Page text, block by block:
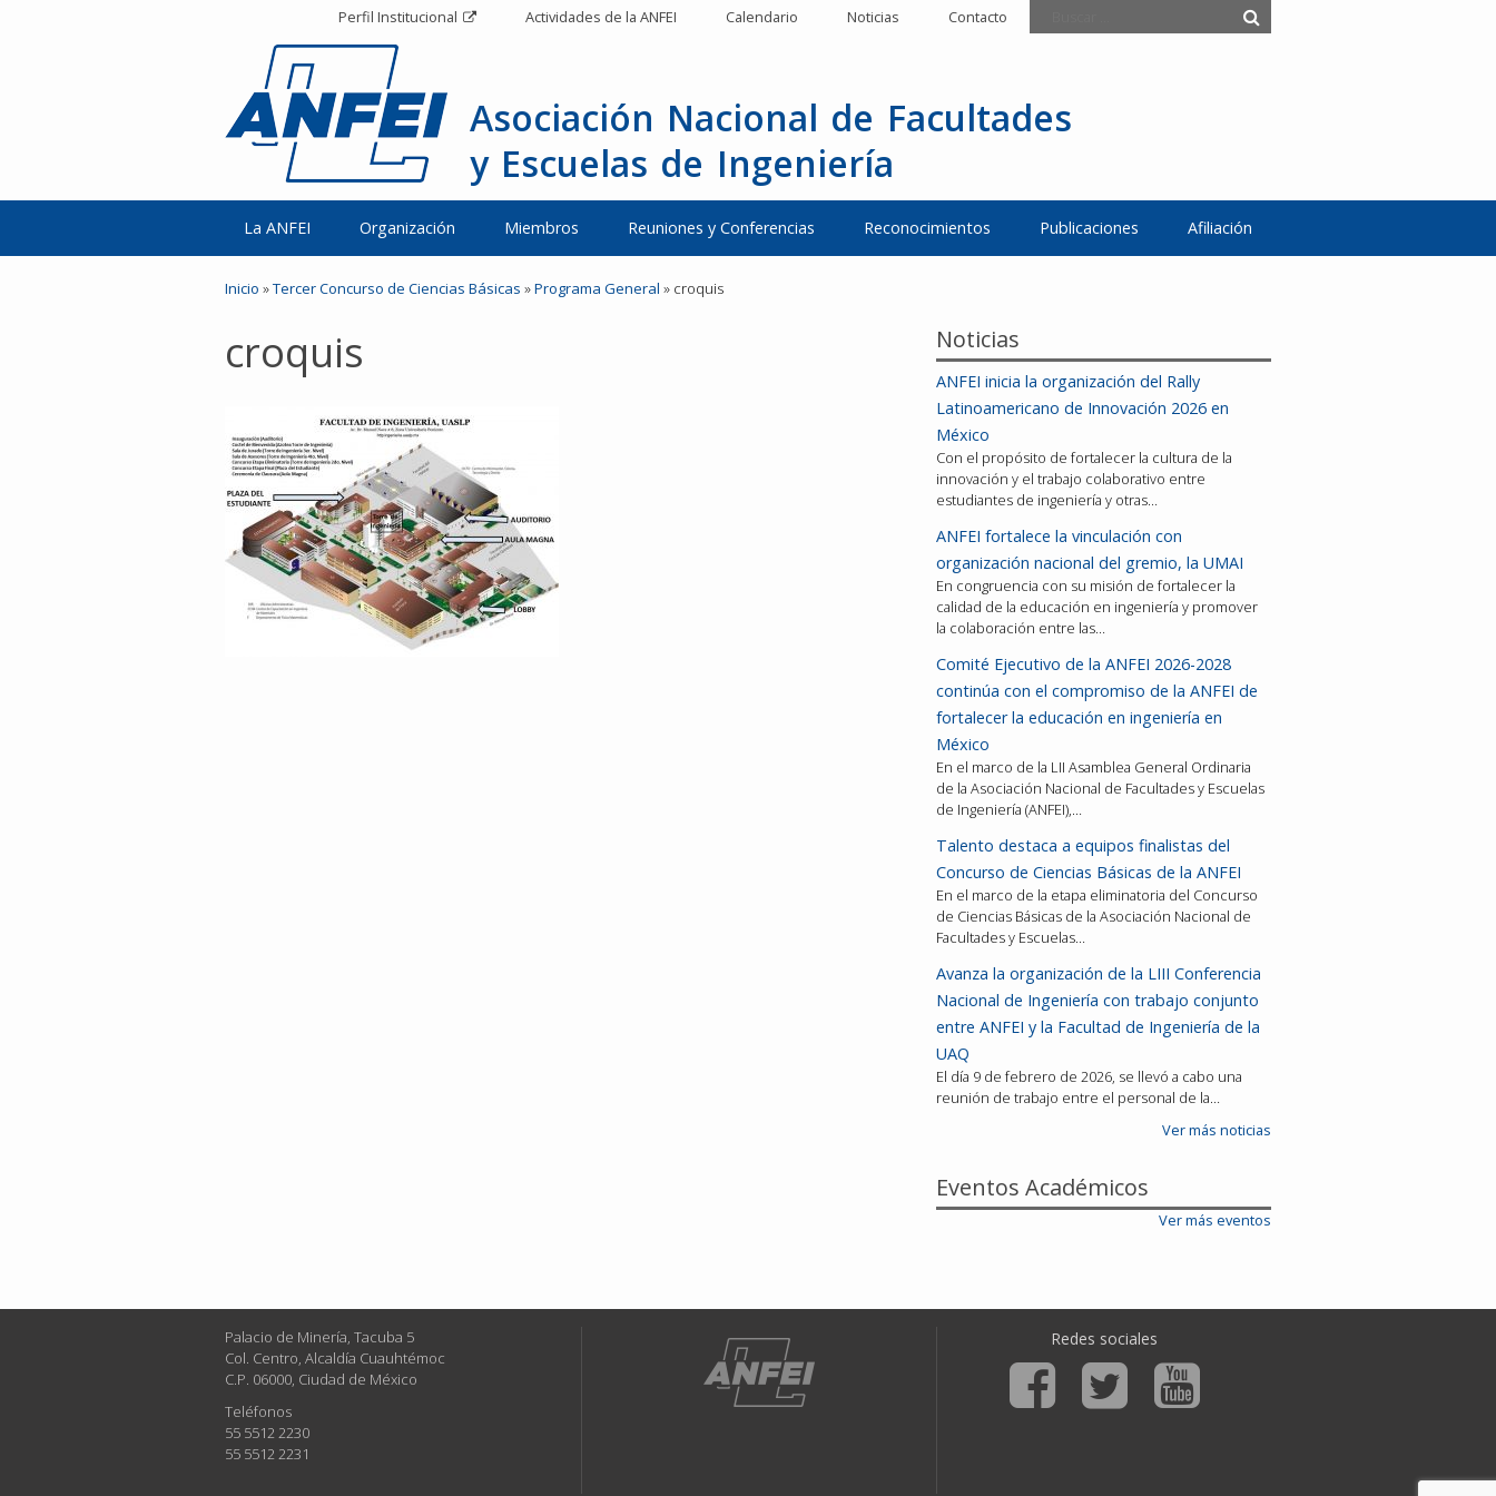
Perfil Institucional Actividades de la ANFEI Calendario Noticias Contacto
Asociación Nacional de Facultades
y Escuelas de Ingeniería
La ANFEI Organización Miembros Reuniones y Conferencias Reconocimientos Publicaciones Afiliación
Inicio »Tercer Concurso de Ciencias Básicas »Programa General » croquis
croquis Noticias
ANFEI inicia la organización del Rally
Latinoamericano de Innovación 2026 en
México
Con el propósito de fortalecer la cultura de la
innovación y el trabajo colaborativo entre
estudiantes de ingeniería y otras…
ANFEI fortalece la vinculación con
organización nacional del gremio, la UMAI
En congruencia con su misión de fortalecer la
calidad de la educación en ingeniería y promover
la colaboración entre las…
Comité Ejecutivo de la ANFEI 2026-2028
continúa con el compromiso de la ANFEI de
fortalecer la educación en ingeniería en
México
En el marco de la LII Asamblea General Ordinaria
de la Asociación Nacional de Facultades y Escuelas
de Ingeniería (ANFEI),…
Talento destaca a equipos finalistas del
Concurso de Ciencias Básicas de la ANFEI
En el marco de la etapa eliminatoria del Concurso
de Ciencias Básicas de la Asociación Nacional de
Facultades y Escuelas…
Avanza la organización de la LIII Conferencia
Nacional de Ingeniería con trabajo conjunto
entre ANFEI y la Facultad de Ingeniería de la
UAQ
El día 9 de febrero de 2026, se llevó a cabo una
reunión de trabajo entre el personal de la…
Ver más noticias
Eventos Académicos
Ver más eventos
Palacio de Minería, Tacuba 5
Col. Centro, Alcaldía Cuauhtémoc
C.P. 06000, Ciudad de México
Teléfonos
55 5512 2230
55 5512 2231
Redes sociales